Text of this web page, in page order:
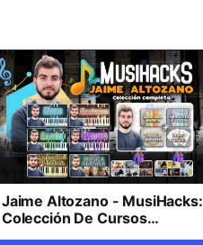
Jaime Altozano - MusiHacks:
Colección De Cursos
Completos (ACTUALIZADO